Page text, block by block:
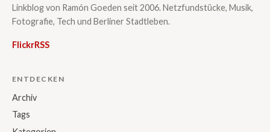
Linkblog von Ramón Goeden seit 2006. Netzfundstücke, Musik,
Fotografie, Tech und Berliner Stadtleben.
FlickrRSS
ENTDECKEN
Archiv
Tags